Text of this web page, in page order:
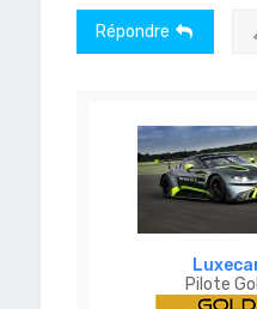
Répondre
Pilote